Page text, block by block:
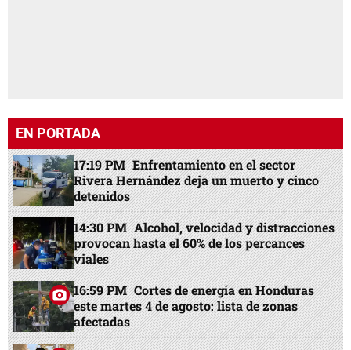
EN PORTADA
17:19 PM Enfrentamiento en el sector
Rivera Hernández deja un muerto y cinco
detenidos
14:30 PM Alcohol, velocidad y distracciones
provocan hasta el 60% de los percances
viales
16:59 PM Cortes de energía en Honduras
este martes 4 de agosto: lista de zonas
afectadas